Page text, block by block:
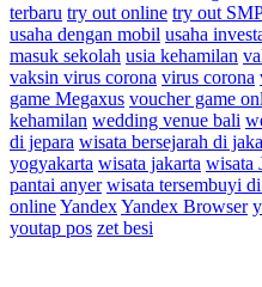
terbaru try out online try out SMP
usaha dengan mobil usaha
masuk sekolah usia kehamilan
vaksin virus corona virus corona
game Megaxus voucher game
kehamilan wedding venue bali
di jepara wisata bersejarah di
yogyakarta wisata jakarta wisata
pantai anyer wisata tersembuyi
onlineYandexYandex Browser
youtap pos zet besi